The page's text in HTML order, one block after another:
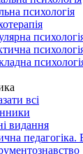
психологія
всі
видання
педагогіка.